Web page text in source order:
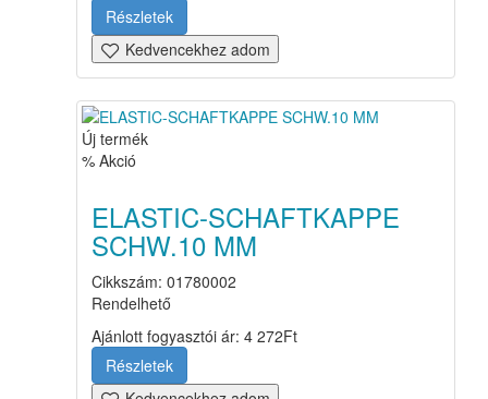
Részletek
Kedvencekhez adom
Új termék
% Akció
ELASTIC-SCHAFTKAPPE
SCHW.10 MM
Cikkszám: 01780002
Rendelhető
Ajánlott fogyasztói ár: 4 272Ft
Részletek